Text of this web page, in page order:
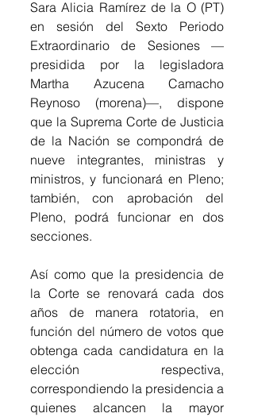
Sara Alicia Ramírez de la O (PT)
en sesión del Sexto Periodo
Extraordinario de Sesiones —
presidida por la legisladora
Martha Azucena Camacho
Reynoso (morena)—, dispone
que la Suprema Corte de Justicia
de la Nación se compondrá de
nueve integrantes, ministras y
ministros, y funcionará en Pleno;
también, con aprobación del
Pleno, podrá funcionar en dos
secciones.
Así como que la presidencia de
la Corte se renovará cada dos
años de manera rotatoria, en
función del número de votos que
obtenga cada candidatura en la
elección respectiva,
correspondiendo la presidencia a
quienes alcancen la mayor